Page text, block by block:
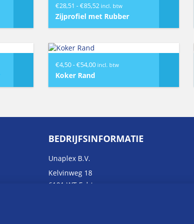
€28,51 -€85,52Prijsklasse:
€28,51
incl. btw
Zijprofiel met Rubber
€4,50-€54,00Prijsklasse:
incl. btw
Koker Rand
BEDRIJFSINFORMATIE
Unaplex B.V.
Kelvinweg 18
6101 WT Echt